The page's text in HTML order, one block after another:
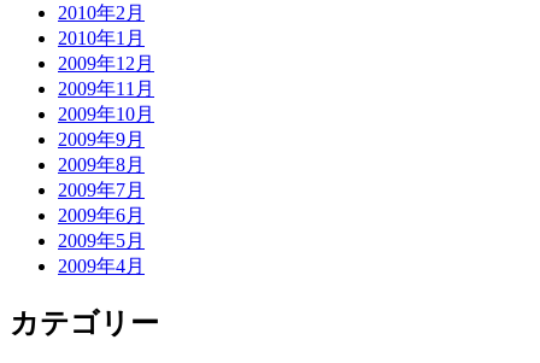
2010年2月
2010年1月
2009年12月
2009年11月
2009年10月
2009年9月
2009年8月
2009年7月
2009年6月
2009年5月
2009年4月
カテゴリー